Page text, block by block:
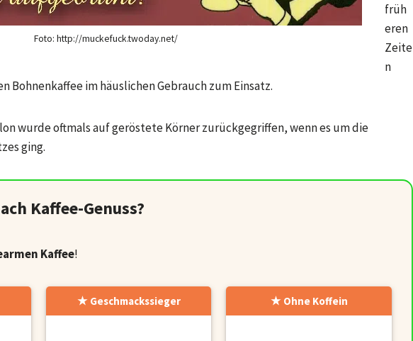
Foto: http://muckefuck.twoday.net/
früh
eren
Zeite
n
Bohnenkaffee im häuslichen Gebrauch zum Einsatz.
wurde oftmals auf geröstete Körner zurückgegriffen, wenn es um die
ging.
Kaffee-Genuss?
Kaffee!
Geschmackssieger Ohne Koffein